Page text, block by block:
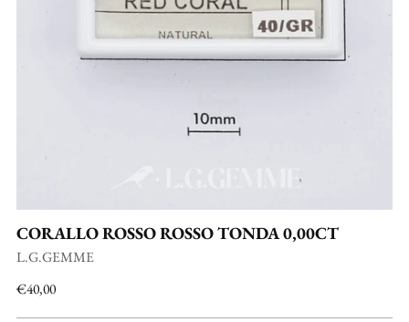
CORALLO ROSSO ROSSO TONDA 0,00CT
L.G.GEMME
Prezzo
€40,00